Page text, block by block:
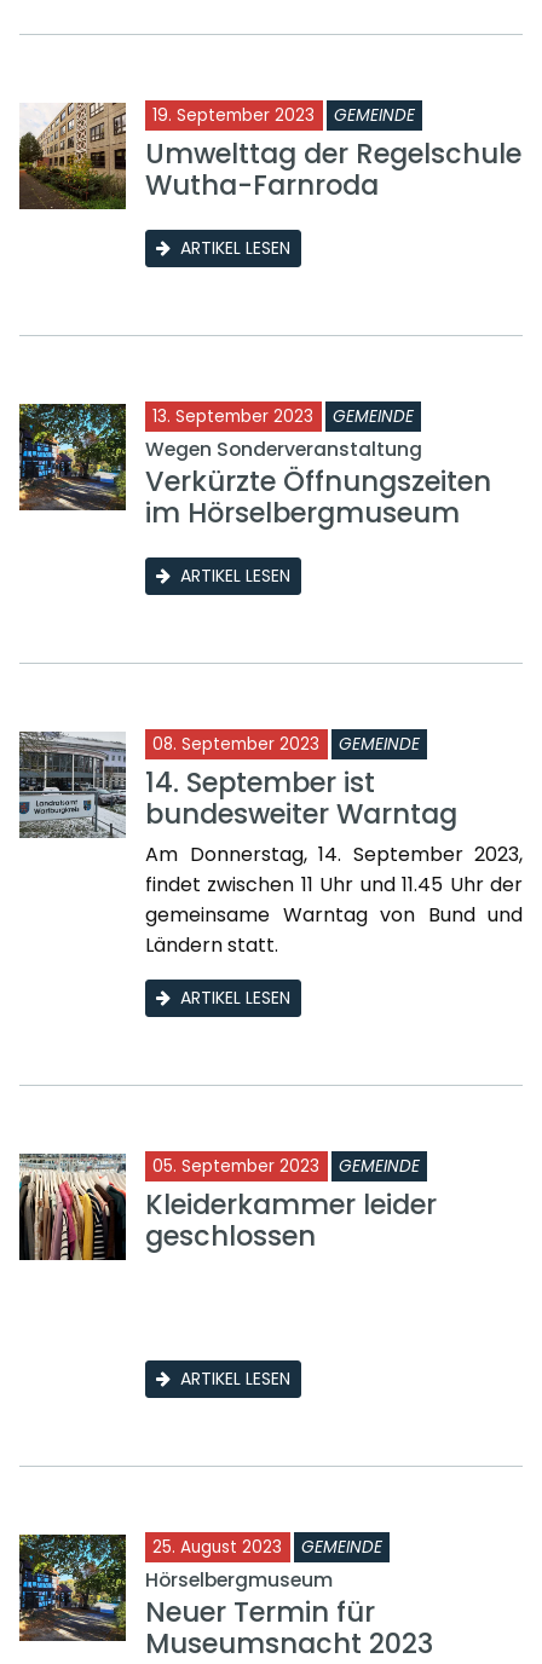
19. September 2023 GEMEINDE
Umwelttag der Regelschule
Wutha-Farnroda
ARTIKEL LESEN
13. September 2023 GEMEINDE
Wegen Sonderveranstaltung
Verkürzte Öffnungszeiten
im Hörselbergmuseum
ARTIKEL LESEN
08. September 2023 GEMEINDE
14. September ist
bundesweiter Warntag
Am Donnerstag, 14. September 2023,
findet zwischen 11 Uhr und 11.45 Uhr der
gemeinsame Warntag von Bund und
Ländern statt.
ARTIKEL LESEN
05. September 2023 GEMEINDE
Kleiderkammer leider
geschlossen
ARTIKEL LESEN
25. August 2023 GEMEINDE
Hörselbergmuseum
Neuer Termin für
Museumsnacht 2023